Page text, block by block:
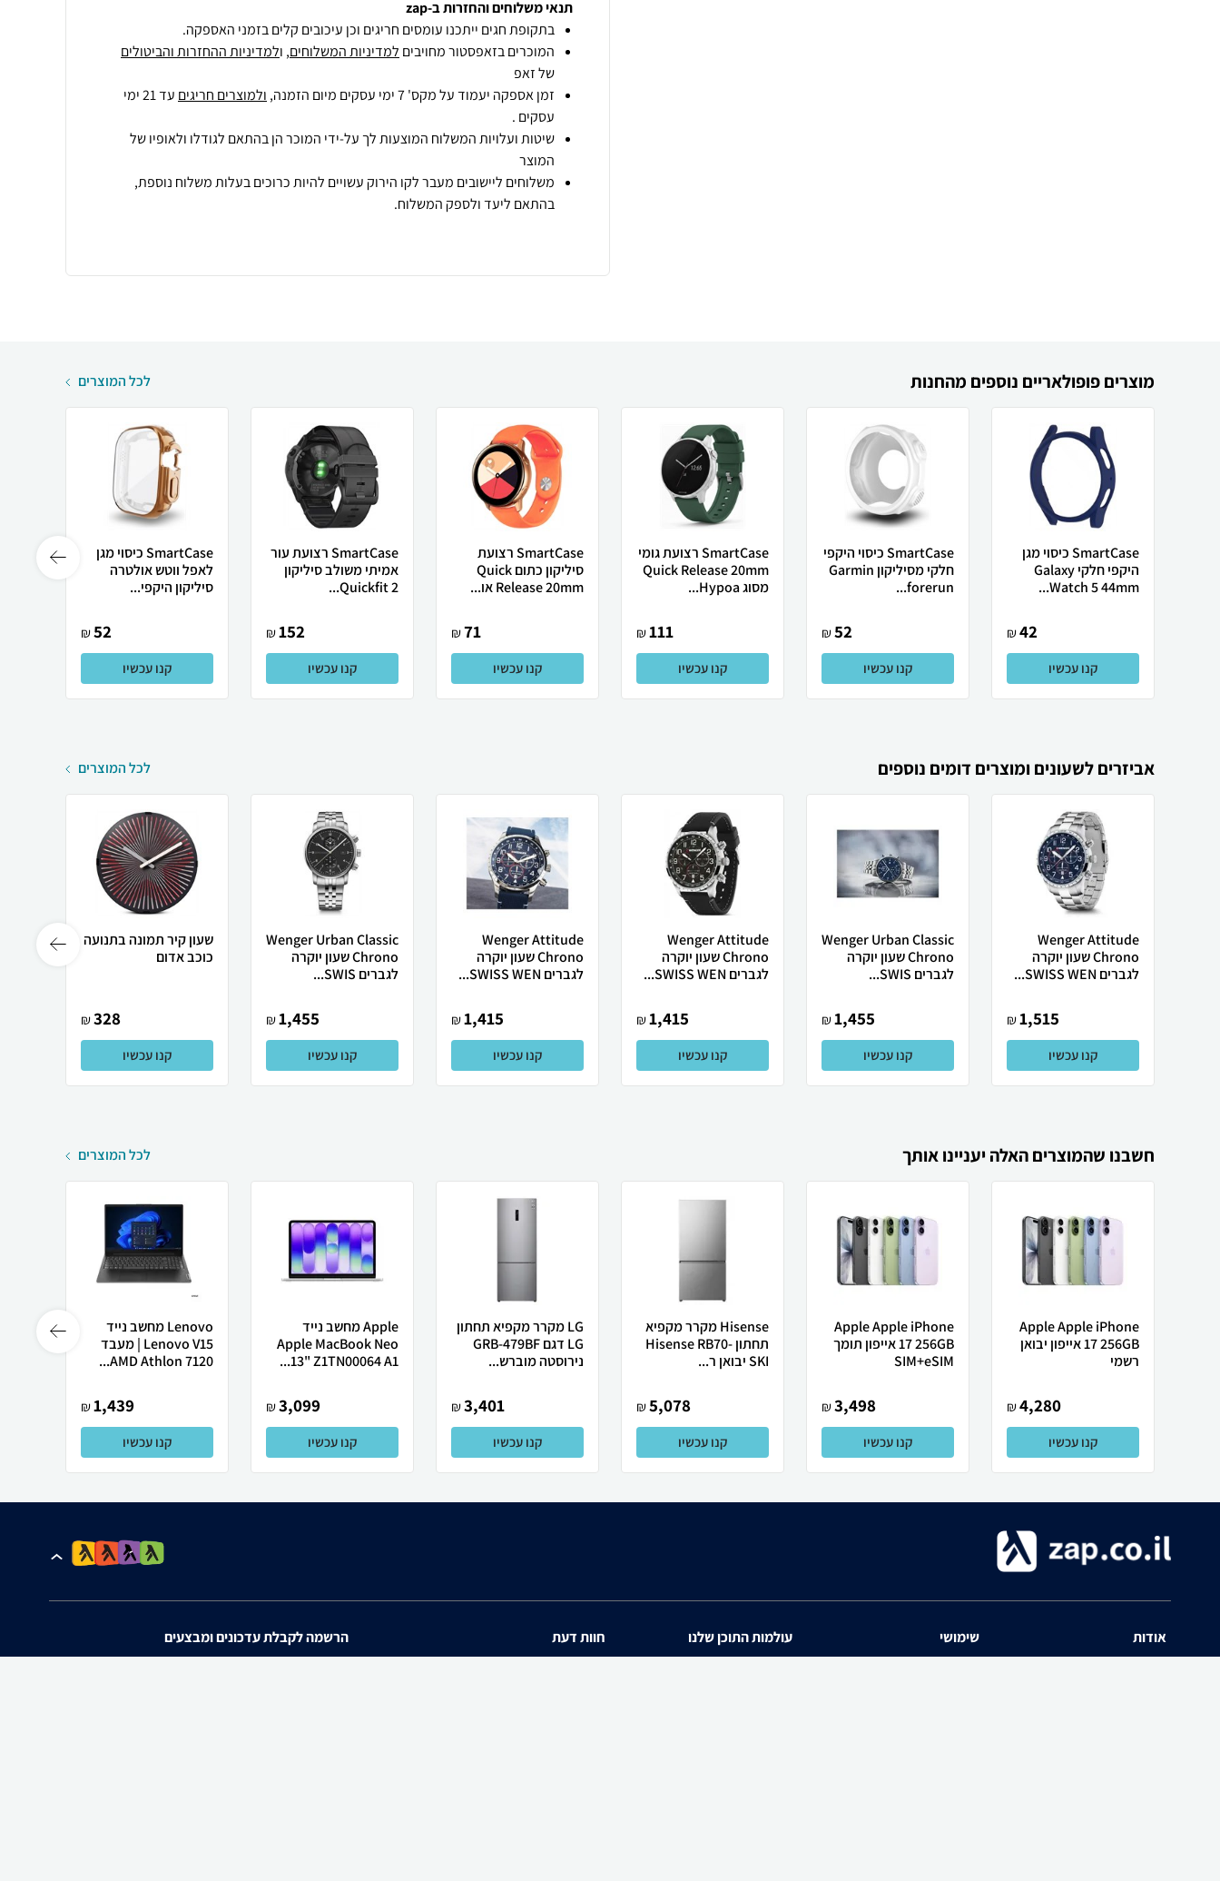
תנאי משלוחים והחזרות ב-zap
בתקופת חגים ייתכנו עומסים חריגים וכן עיכובים קלים בזמני האספקה.
המוכרים בזאפסטור מחויבים למדיניות המשלוחים, ולמדיניות ההחזרות והביטולים
של זאפ
זמן אספקה יעמוד על מקס' 7 ימי עסקים מיום הזמנה,
ולמוצרים חריגים
עד 21 ימי
עסקים .
שיטות ועלויות המשלוח המוצעות לך על-ידי המוכר הן בהתאם לגודלו ולאופיו של
המוצר
משלוחים ליישובים מעבר לקו הירוק עשויים להיות כרוכים בעלות משלוח נוספת,
בהתאם ליעד ולספק המשלוח.
מוצרים פופולאריים נוספים מהחנות לכל המוצרים
SmartCase כיסוי מגן
היקפי חלקי Galaxy
Watch 5 44mm...
42
₪
קנו עכשיו
SmartCase כיסוי היקפי
חלקי מסיליקון Garmin
forerun...
52
₪
קנו עכשיו
SmartCase רצועת גומי
Quick Release 20mm
מסוג Hypoa...
111
₪
קנו עכשיו
SmartCase רצועת
סיליקון כתום Quick
Release 20mm או...
71
₪
קנו עכשיו
SmartCase רצועת עור
אמיתי משולב סיליקון
Quickfit 2...
152
₪
קנו עכשיו
SmartCase כיסוי מגן
לאפל ווטש אולטרה
סיליקון היקפי...
52
₪
קנו עכשיו
אביזרים לשעונים ומוצרים דומים נוספים לכל המוצרים
Wenger Attitude
Chrono שעון יוקרה
לגברים SWISS WEN...
1,515
₪
קנו עכשיו
Wenger Urban Classic
Chrono שעון יוקרה
לגברים SWIS...
1,455
₪
קנו עכשיו
Wenger Attitude
Chrono שעון יוקרה
לגברים SWISS WEN...
1,415
₪
קנו עכשיו
Wenger Attitude
Chrono שעון יוקרה
לגברים SWISS WEN...
1,415
₪
קנו עכשיו
Wenger Urban Classic
Chrono שעון יוקרה
לגברים SWIS...
1,455
₪
קנו עכשיו
שעון קיר תמונה בתנועה
כוכב אדום
328
₪
קנו עכשיו
חשבנו שהמוצרים האלה יעניינו אותך לכל המוצרים
Apple Apple iPhone
17 256GB אייפון יבואן
רשמי
4,280
₪
קנו עכשיו
Apple Apple iPhone
17 256GB אייפון תומך
SIM+eSIM
3,498
₪
קנו עכשיו
Hisense מקרר ‏מקפיא
תחתון Hisense RB70-
SKI יבואן ר...
5,078
₪
קנו עכשיו
LG מקרר מקפיא תחתון
LG דגם GRB-479BF
נירוסטה מוברש...
3,401
₪
קנו עכשיו
Apple מחשב נייד
Apple MacBook Neo
13" Z1TN00064 A1...
3,099
₪
קנו עכשיו
Lenovo מחשב נייד
Lenovo V15 | מעבד
AMD Athlon 7120...
1,439
₪
קנו עכשיו
אודות
שימושי
עולמות התוכן שלנו
חוות דעת
הרשמה לקבלת עדכונים ומבצעים